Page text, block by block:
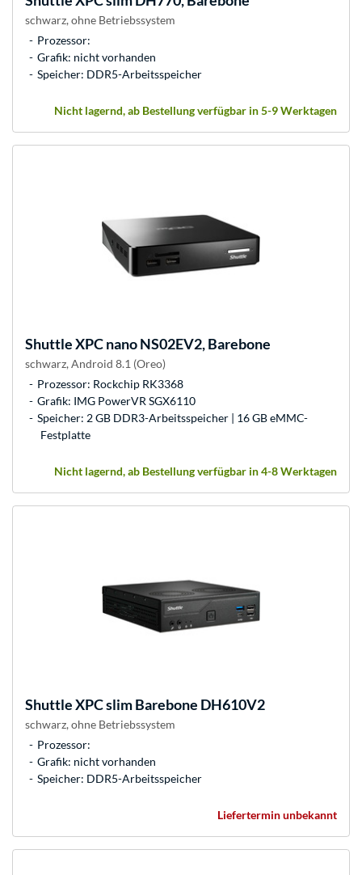
schwarz, ohne Betriebssystem
Prozessor:
Grafik: nicht vorhanden
Speicher: DDR5-Arbeitsspeicher
Nicht lagernd, ab Bestellung verfügbar in 5-9 Werktagen
ShuttleXPC nano NS02EV2, Barebone
schwarz, Android 8.1 (Oreo)
Prozessor: Rockchip RK3368
Grafik: IMG PowerVR SGX6110
Speicher: 2 GB DDR3-Arbeitsspeicher | 16 GB eMMC-
Festplatte
Nicht lagernd, ab Bestellung verfügbar in 4-8 Werktagen
ShuttleXPC slim Barebone DH610V2
schwarz, ohne Betriebssystem
Prozessor:
Grafik: nicht vorhanden
Speicher: DDR5-Arbeitsspeicher
Liefertermin unbekannt